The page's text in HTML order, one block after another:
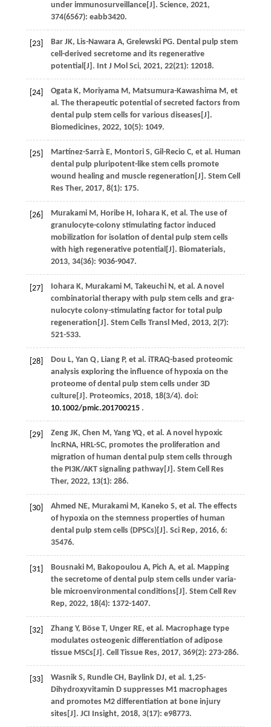
under immunosurveillance[J]. Science, 2021,
374(6567): eabb3420.
[23] Bar JK, Lis-Nawara A, Grelewski PG. Dental pulp stem
cell-derived secretome and its regenerative
potential[J]. Int J Mol Sci, 2021, 22(21): 12018.
[24] Ogata K, Moriyama M, Matsumura-Kawashima M, et
al. The therapeutic potential of secreted factors from
dental pulp stem cells for various diseases[J].
Biomedicines, 2022, 10(5): 1049.
[25] Martínez-Sarrà E, Montori S, Gil-Recio C, et al. Human
dental pulp pluripotent-like stem cells promote
wound healing and muscle regeneration[J]. Stem Cell
Res Ther, 2017, 8(1): 175.
[26] Murakami M, Horibe H, Iohara K, et al. The use of
granulocyte-colony stimulating factor induced
mobilization for isolation of dental pulp stem cells
with high regenerative potential[J]. Biomaterials,
2013, 34(36): 9036-9047.
[27] Iohara K, Murakami M, Takeuchi N, et al. A novel
combinatorial therapy with pulp stem cells and gra-
nulocyte colony-stimulating factor for total pulp
regeneration[J]. Stem Cells Transl Med, 2013, 2(7):
521-533.
[28] Dou L, Yan Q, Liang P, et al. iTRAQ-based proteomic
analysis exploring the influence of hypoxia on the
proteome of dental pulp stem cells under 3D
culture[J]. Proteomics, 2018, 18(3/4). doi:
10.1002/pmic.201700215.
[29] Zeng JK, Chen M, Yang YQ, et al. A novel hypoxic
lncRNA, HRL-SC, promotes the proliferation and
migration of human dental pulp stem cells through
the PI3K/AKT signaling pathway[J]. Stem Cell Res
Ther, 2022, 13(1): 286.
[30] Ahmed NE, Murakami M, Kaneko S, et al. The effects
of hypoxia on the stemness properties of human
dental pulp stem cells (DPSCs)[J]. Sci Rep, 2016, 6:
35476.
[31] Bousnaki M, Bakopoulou A, Pich A, et al. Mapping
the secretome of dental pulp stem cells under varia-
ble microenvironmental conditions[J]. Stem Cell Rev
Rep, 2022, 18(4): 1372-1407.
[32] Zhang Y, Böse T, Unger RE, et al. Macrophage type
modulates osteogenic differentiation of adipose
tissue MSCs[J]. Cell Tissue Res, 2017, 369(2): 273-286.
[33] Wasnik S, Rundle CH, Baylink DJ, et al. 1,25-
Dihydroxyvitamin D suppresses M1 macrophages
and promotes M2 differentiation at bone injury
sites[J]. JCI Insight, 2018, 3(17): e98773.